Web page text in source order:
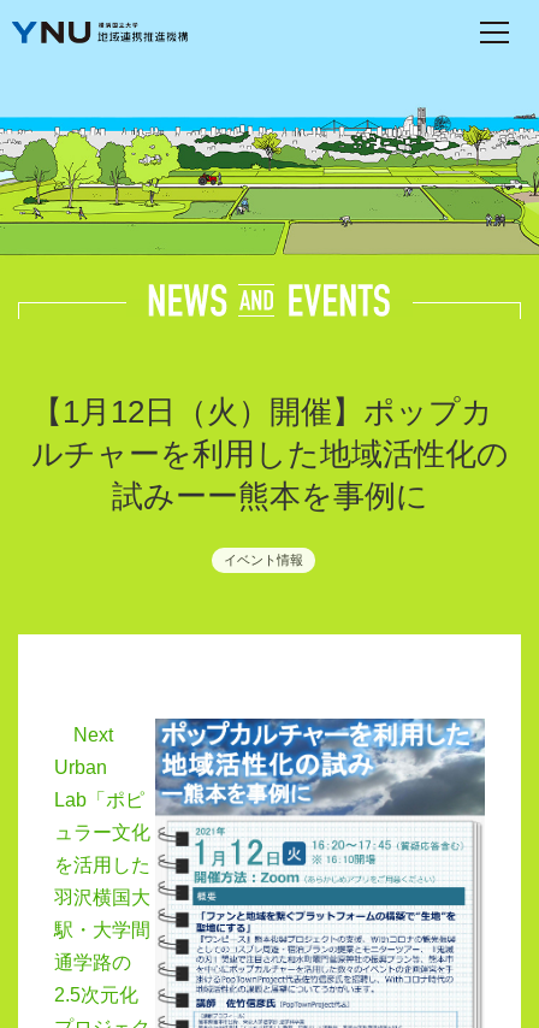
【 1月12日（火）開催】ポップカ
ルチャーを利用した地域活性化の
試みーー熊本を事例に
イベント情報
Next
Urban
Lab「ポピ
ュラー文化
を活用した
羽沢横国大
駅・大学間
通学路の
2.5次元化